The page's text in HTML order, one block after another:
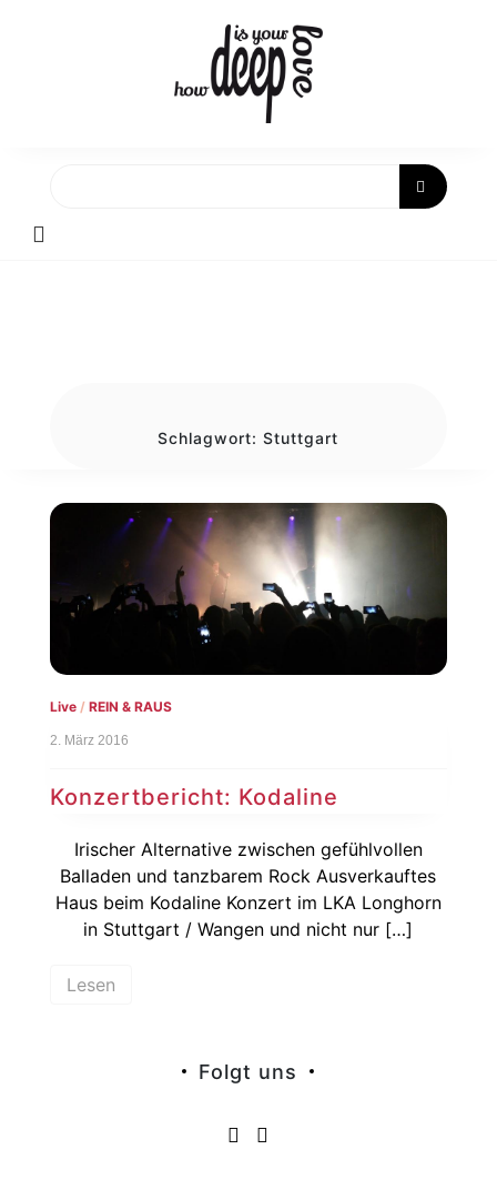
Schlagwort:Stuttgart
Live/ REIN & RAUS
2. März 2016
Konzertbericht: Kodaline
Irischer Alternative zwischen gefühlvollen
Balladen und tanzbarem Rock Ausverkauftes
Haus beim Kodaline Konzert im LKA Longhorn
in Stuttgart / Wangen und nicht nur […]
Lesen
Folgt uns